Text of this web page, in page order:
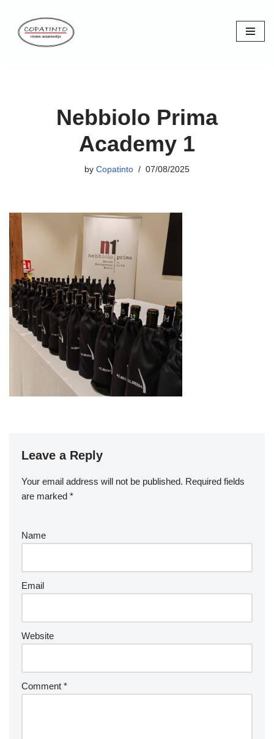
Skip
Nebbiolo Prima
Academy 1
by Copatinto 07/08/2025
Leave a Reply
Your email address will not be published. Required fields
are marked *
Name
Email
Website
Comment *